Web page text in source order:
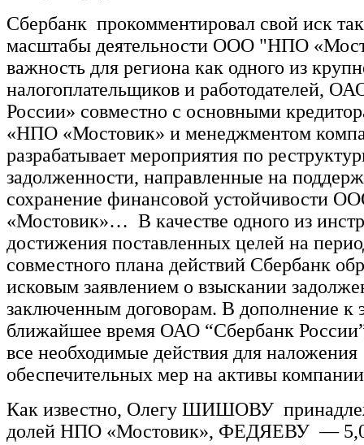
Сбербанк прокомментировал свой иск
масштабы деятельности ООО "НПО
важность для региона как одного из
налогоплательщиков и работодателей,
России» совместно с основными
«НПО «Мостовик» и менеджментом
разрабатывает мероприятия по
задолженности, направленные на
сохранение финансовой устойчивости
«Мостовик»… В качестве одного из
достижения поставленных целей на
совместного плана действий Сбербанк
исковым заявлением о взыскании
заключенным договорам. В дополнение к
ближайшее время ОАО “Сбербанк
все необходимые действия для наложения
обеспечительных мер на активы
Как известно, Олегу ШИШОВУ
долей НПО «Мостовик», ФЕДЯЕВУ —